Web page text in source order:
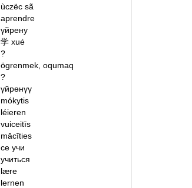
ùczëc sã
aprendre
үйрену
学xué
?
ögrenmek, oqumaq
?
үйрөнүү
mókytis
léieren
vuiceitīs
mācīties
се учи
учиться
lære
lernen